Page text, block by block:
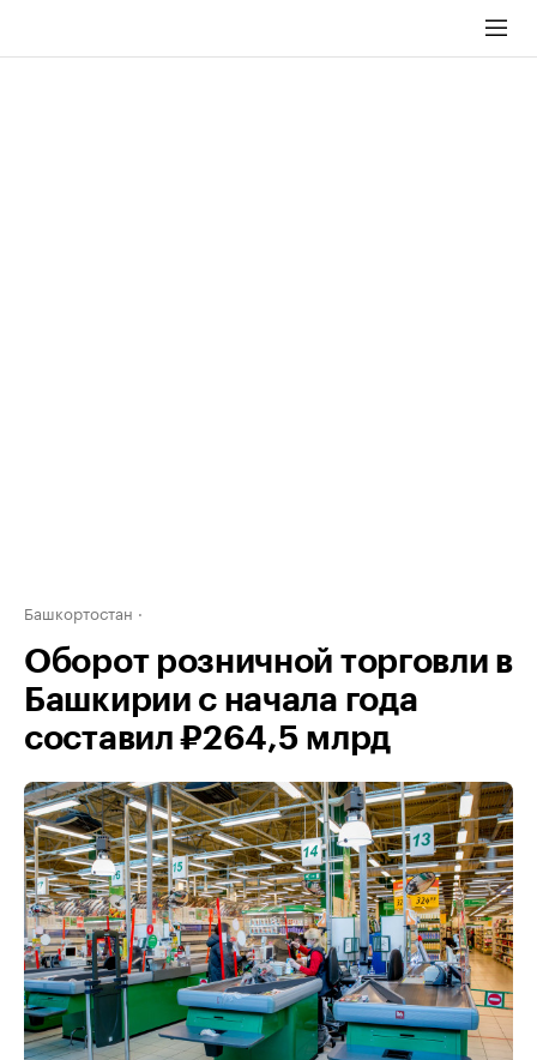
Башкортостан
Оборот розничной торговли в
Башкирии с начала года
составил ₽264,5 млрд